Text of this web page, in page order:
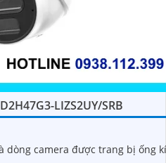
LIZS2UY/SRB
là dòng camera được trang bị ống